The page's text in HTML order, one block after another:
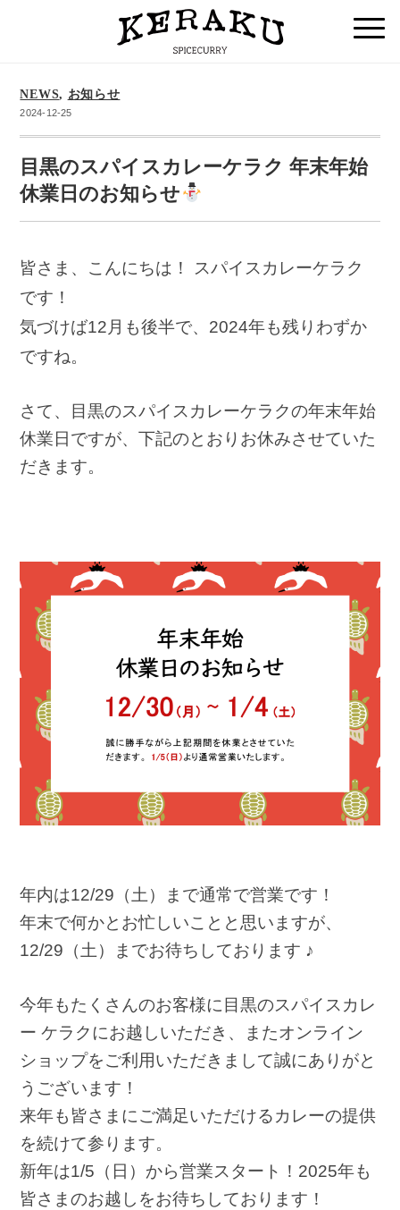
NEWS, お知らせ
2024-12-25
目黒のスパイスカレーケラク 年末年始
休業日のお知らせ
皆さま、こんにちは！ スパイスカレーケラク
です！
気づけば12月も後半で、2024年も残りわずか
ですね。
さて、目黒のスパイスカレーケラクの年末年始
休業日ですが、下記のとおりお休みさせていた
だきます。
年内は12/29（土）まで通常で営業です！
年末で何かとお忙しいことと思いますが、
12/29（土）までお待ちしております ♪
今年もたくさんのお客様に目黒のスパイスカレ
ー ケラクにお越しいただき、またオンライン
ショップをご利用いただきまして誠にありがと
うございます！
来年も皆さまにご満足いただけるカレーの提供
を続けて参ります。
新年は1/5（日）から営業スタート！2025年も
皆さまのお越しをお待ちしております！